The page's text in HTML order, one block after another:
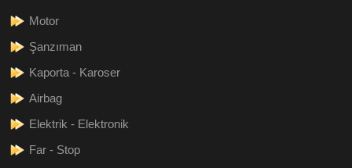
Motor
Şanzıman
Kaporta - Karoser
Airbag
Elektrik - Elektronik
Far - Stop